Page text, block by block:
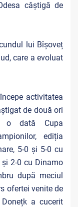
câștigă de
lui Bîșoveț
care a evoluat
activitatea
de două ori
o dată Cupa
ediția
5-0 și 5-0 cu
și 2-0 cu Dinamo
după meciul
ofertei venite de
a cucerit